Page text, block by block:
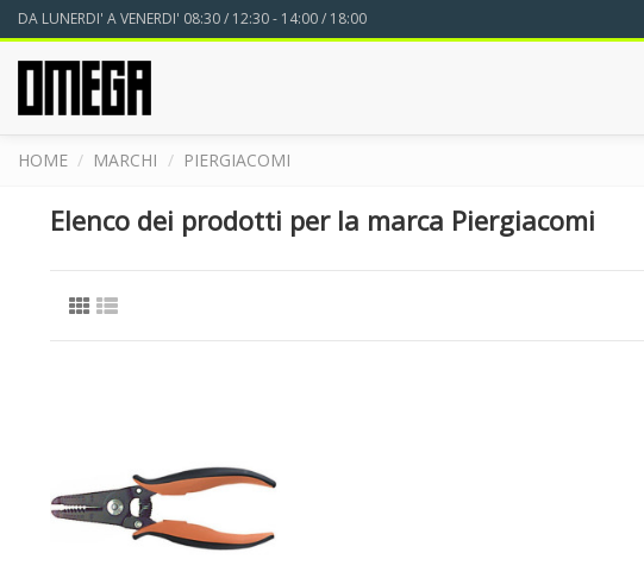
DA LUNERDI' A VENERDI' 08:30 / 12:30 - 14:00 / 18:00
HOME MARCHI PIERGIACOMI
Elenco dei prodotti per la marca Piergiacomi